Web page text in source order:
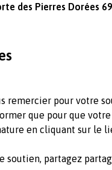
des Pierres Dorées
remercier pour votre
que pour que
en cliquant sur le
soutien, partagez